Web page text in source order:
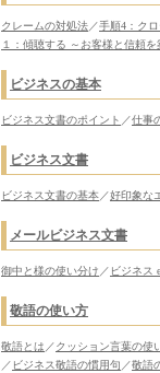
クレームの対処法 ／手順4：ク
１：傾聴する ～お客様と信頼を
ビジネスの基本
ビジネス文書のポイント ／仕事
ビジネス文書
ビジネス文書の基本 ／好印象な
メールビジネス文書
御中と様の使い分け ／ ビジネス
敬語の使い方
敬語とは ／クッション言葉の使
／ ビジネス敬語の慣用句 ／敬語